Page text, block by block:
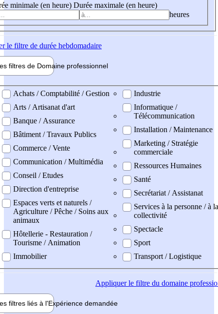
minimale (en heure) Durée maximale (en heure)
heures
le filtre de durée hebdomadaire
filtres de Domaine professionnel
professionel
Achats / Comptabilité / Gestion
Arts / Artisanat d'art
Banque / Assurance
Bâtiment / Travaux Publics
Commerce / Vente
Communication / Multimédia
Conseil / Etudes
Direction d'entreprise
Espaces verts et naturels /
Agriculture / Pêche / Soins aux
animaux
Hôtellerie - Restauration /
Tourisme / Animation
Immobilier
Industrie
Informatique /
Télécommunication
Installation / Maintenance
Marketing / Stratégie
commerciale
Ressources Humaines
Santé
Secrétariat / Assistanat
Services à la personne / à la
collectivité
Spectacle
Sport
Transport / Logistique
Appliquerle filtre du domaine
filtres liés à l'Expérience demandée